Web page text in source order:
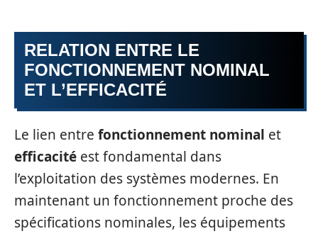
RELATION ENTRE LE
FONCTIONNEMENT NOMINAL
ET L’EFFICACITÉ
Le lien entre fonctionnement nominal et
efficacité est fondamental dans
l’exploitation des systèmes modernes. En
maintenant un fonctionnement proche des
spécifications nominales, les équipements